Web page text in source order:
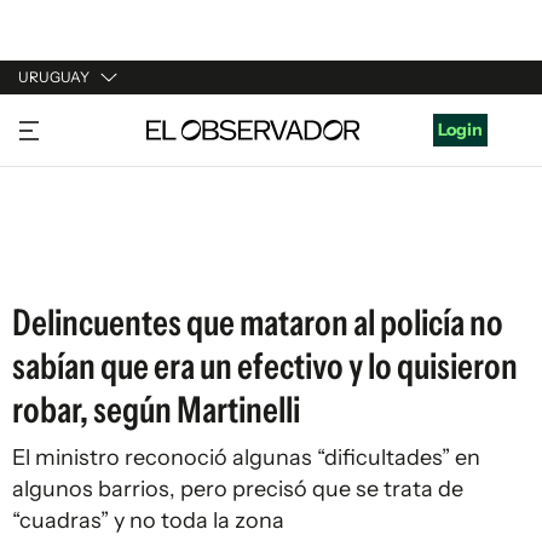
URUGUAY
URUGUAY
ARGENTINA
Login
Delincuentes que mataron al policía no
sabían que era un efectivo y lo quisieron
robar, según Martinelli
El ministro reconoció algunas “dificultades” en
algunos barrios, pero precisó que se trata de
“cuadras” y no toda la zona